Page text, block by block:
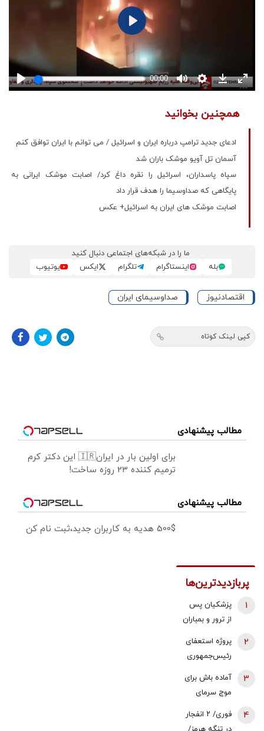
همچنین بخوانید
ادعای جدید ترامپ درباره ایران و اسرائیل / می توانم با ایران توافق کنم
آسمان تل آویو موشک باران شد
سپاه پاسداران، اسرائیل را نقره داغ کرد/ اصابت موشک ایرانی به
پایگاهی که صداوسیما را هدف قرار داد
اصابت موشک های ایران به اسرائیل+ عکس
ما را در شبکه‌های اجتماعی دنبال کنید
بله
اینستاگرام تلگرام ایکس یوتیوب
اقتصادنیوز صداوسیمای ایران
کپی لینک کوتاه
مطالب پیشنهادی
برای اولین بار در ایران🇮🇷 این دکتر کرم
ترمیم کننده 23 روزه ساخت!
مطالب پیشنهادی
500$ هدیه به کاربران جدید،ثبت نام کن
پربازدیدترین‌ها
پزشکیان پس
از ترور و بمباران
بلافاصله به
ملاقات رهبری
رفت/ واکنش
رهبر شهید
1
پروژه استعفای
رئیس‌جمهوری
تندروها/ آنها
می خواهند
سعید جلیلی را
2
آماده باش برای
موج سرمای
دنبال سوخت
3
فوری/ ۲ انفجار
4